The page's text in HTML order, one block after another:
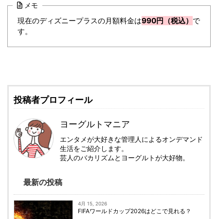
メモ
現在のディズニープラスの月額料金は990円（税込） で
す。
投稿者プロフィール
ヨーグルトマニア
エンタメが大好きな管理人によるオンデマンド
生活をご紹介します。
芸人のバカリズムとヨーグルトが大好物。
最新の投稿
4月 15, 2026
FIFAワールドカップ2026はどこで見れる？